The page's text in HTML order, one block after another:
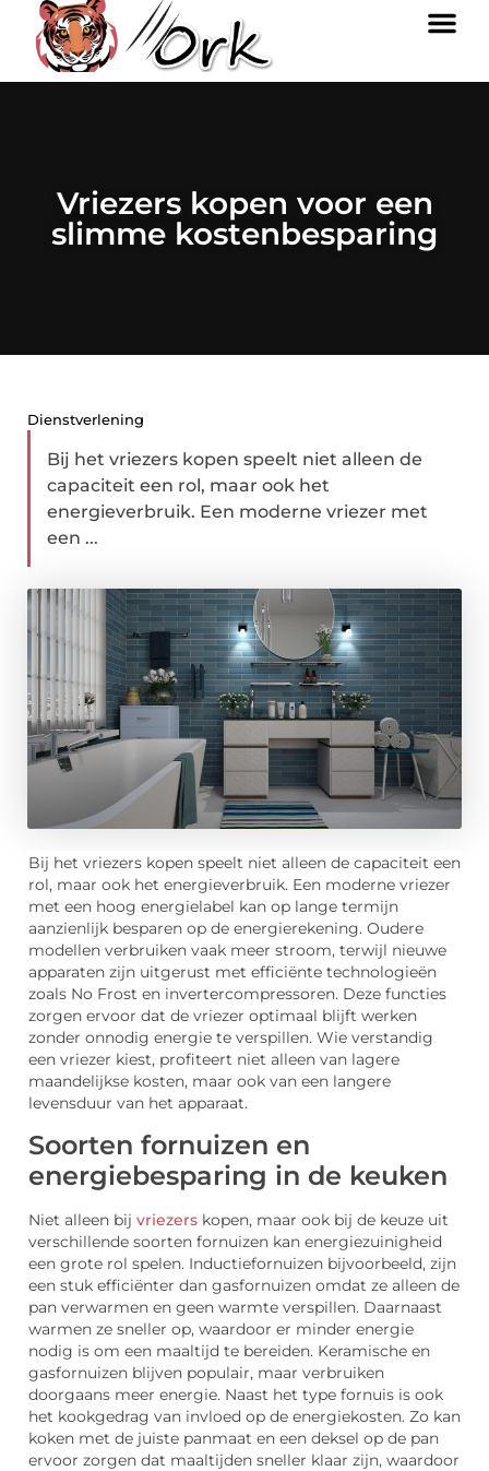
Vriezers kopen voor een
slimme kostenbesparing
Dienstverlening
Bij het vriezers kopen speelt niet alleen de
capaciteit een rol, maar ook het
energieverbruik. Een moderne vriezer met
een ...
Bij het vriezers kopen speelt niet alleen de capaciteit een
rol, maar ook het energieverbruik. Een moderne vriezer
met een hoog energielabel kan op lange termijn
aanzienlijk besparen op de energierekening. Oudere
modellen verbruiken vaak meer stroom, terwijl nieuwe
apparaten zijn uitgerust met efficiënte technologieën
zoals No Frost en invertercompressoren. Deze functies
zorgen ervoor dat de vriezer optimaal blijft werken
zonder onnodig energie te verspillen. Wie verstandig
een vriezer kiest, profiteert niet alleen van lagere
maandelijkse kosten, maar ook van een langere
levensduur van het apparaat.
Soorten fornuizen en
energiebesparing in de keuken
Niet alleen bij vriezers kopen, maar ook bij de keuze uit
verschillende soorten fornuizen kan energiezuinigheid
een grote rol spelen. Inductiefornuizen bijvoorbeeld, zijn
een stuk efficiënter dan gasfornuizen omdat ze alleen de
pan verwarmen en geen warmte verspillen. Daarnaast
warmen ze sneller op, waardoor er minder energie
nodig is om een maaltijd te bereiden. Keramische en
gasfornuizen blijven populair, maar verbruiken
doorgaans meer energie. Naast het type fornuis is ook
het kookgedrag van invloed op de energiekosten. Zo kan
koken met de juiste panmaat en een deksel op de pan
ervoor zorgen dat maaltijden sneller klaar zijn, waardoor